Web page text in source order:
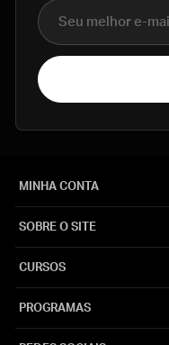
E-mail
MINHA CONTA
SOBRE O SITE
CURSOS
PROGRAMAS